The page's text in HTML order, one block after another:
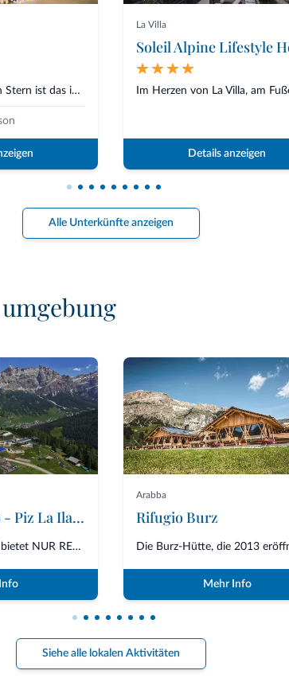
Das Hotel Ladinia in Stern ist das ideale Ziel für einen fantastischen Fami...
La Villa
Soleil Alpine Lifestyle
Details anzeigen
Alle Unterkünfte anzeigen
Club Moritzino - Piz La Ila mt. 2100
Der Club Moritzino bietet NUR RESTAURANT-SERVICE zum Mittag- und Abendessen...
Arabba
Rifugio Burz
Mehr Info
Siehe alle lokalen Aktivitäten